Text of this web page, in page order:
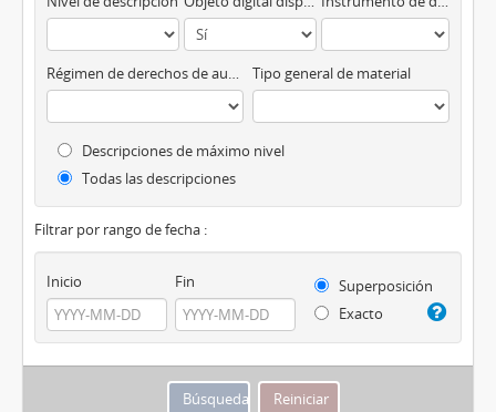
Régimen de derechos de autor Tipo general de material
Descripciones de máximo nivel
Todas las descripciones
Filtrar por rango de fecha :
Inicio Fin
Superposición
Exacto